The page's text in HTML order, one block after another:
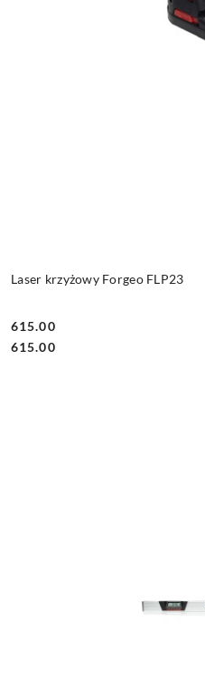
Laser krzyżowy Forgeo FLP23
Cena:
615.00
Cena:
615.00